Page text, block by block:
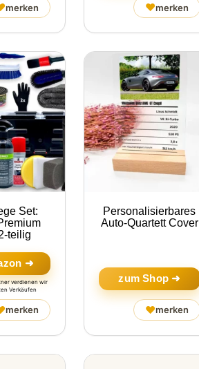
merken ♥merken
Set:
teilig
➜
verdienen wir
Verkäufen
merken
Personalisierbares
Auto-Quartett Cover
zum Shop ➜
♥merken